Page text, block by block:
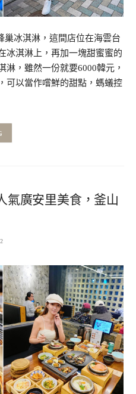
巢冰淇淋，這間店位在海雲台
冰淇淋上，再加一塊甜蜜蜜的
淋，雖然一份就要6000韓元，
可以當作嚐鮮的甜點，螞蟻控
氣廣安里美食，釜山